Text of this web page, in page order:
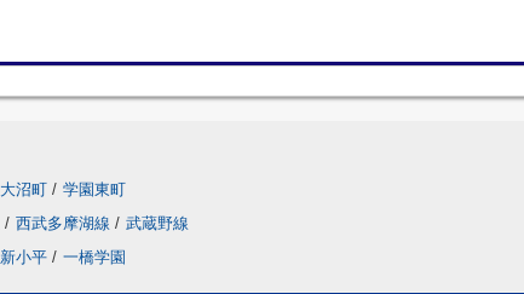
大沼町 / 学園東町
/ 西武多摩湖線 / 武蔵野線
新小平 / 一橋学園